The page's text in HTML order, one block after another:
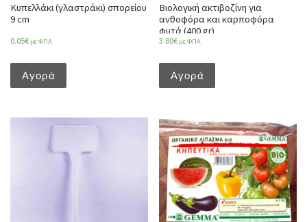
Κυπελλάκι (γλαστράκι) σπορείου
9 cm
0.05€ με ΦΠΑ
Αγορά
Βιολογική ακτιβοζίνη για
ανθοφόρα και καρποφόρα
φυτά (400 gr)
3.80€ με ΦΠΑ
Αγορά